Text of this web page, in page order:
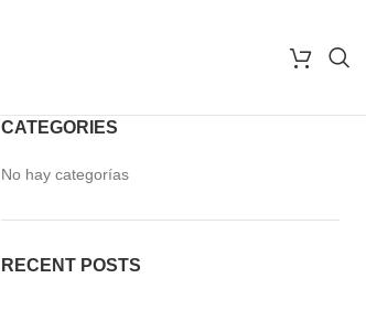
CATEGORIES
No hay categorías
RECENT POSTS